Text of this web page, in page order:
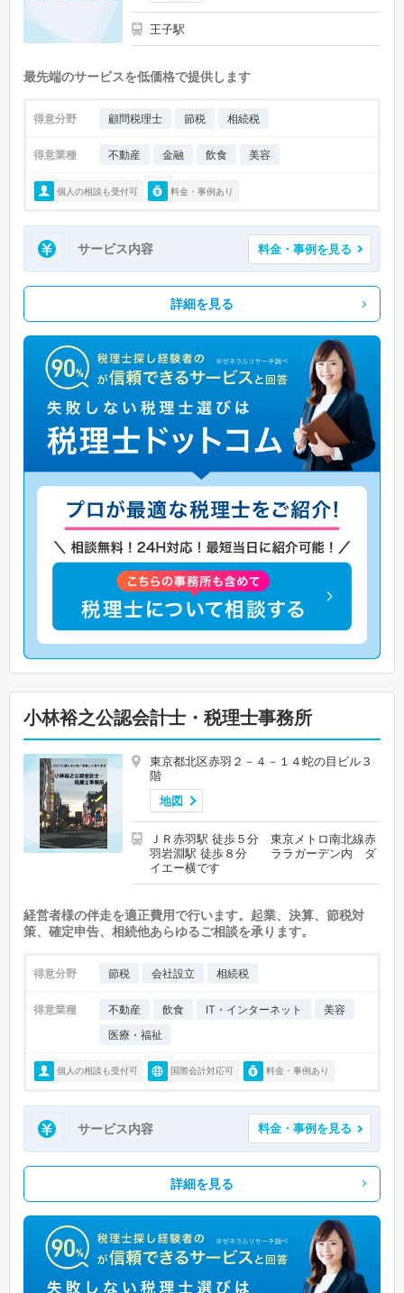
王子駅
最先端のサービスを低価格で提供します
得意分野 顧問税理士 節税 相続税
得意業種 不動産 金融 飲食 美容
個人の相談も受付可 料金・事例あり
サービス内容 料金・事例を見る
詳細を見る
小林裕之公認会計士・税理士事務所
東京都北区赤羽２－４－１４蛇の目ビル３
階
地図
ＪＲ赤羽駅 徒歩５分 東京メトロ南北線赤
羽岩淵駅 徒歩８分 ララガーデン内 ダ
イエー横です
経営者様の伴走を適正費用で行います。起業、決算、節税対
策、確定申告、相続他あらゆるご相談を承ります。
得意分野 節税 会社設立 相続税
得意業種 不動産 飲食 IT・インターネット
美容
医療・福祉
個人の相談も受付可 国際会計対応可 料金・事例あり
サービス内容 料金・事例を見る
詳細を見る